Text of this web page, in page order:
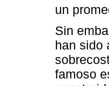
un
Sin
han sido
famoso